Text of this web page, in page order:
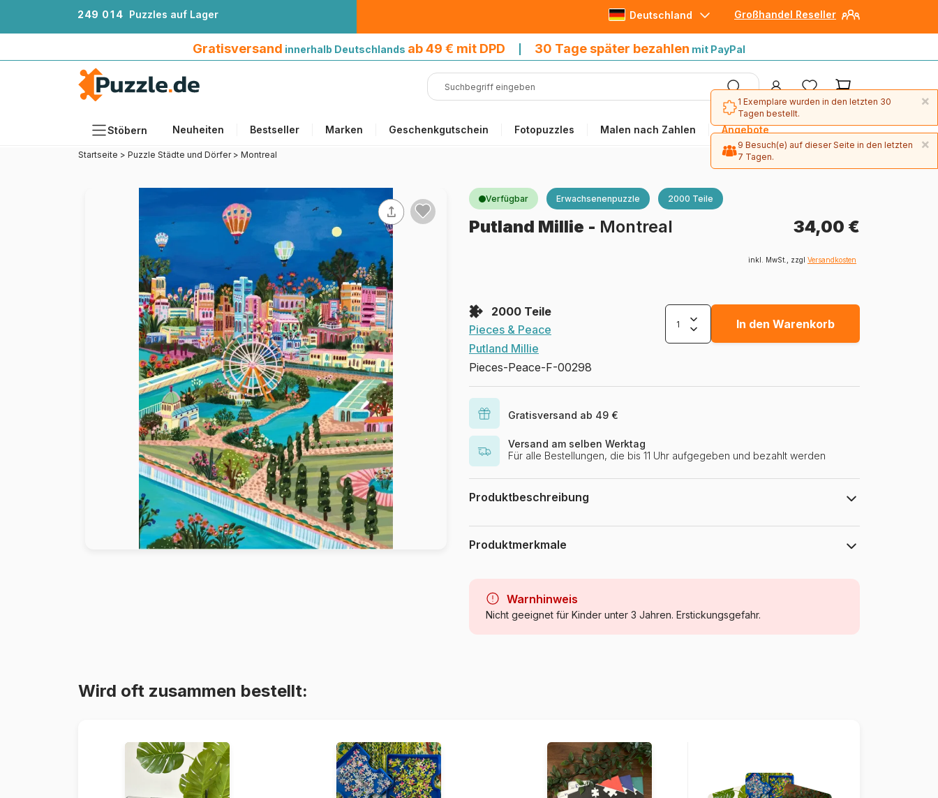
249 01 4 Puzzles auf Lager Großhandel Reseller
Deutschland
Gratisversand innerhalb Deutschlands ab 49 € mit DPD 30 Tage später bezahlen mit PayPal
Stöbern Neuheiten Bestseller Marken Geschenkgutschein Fotopuzzles Malen nach Zahlen Angebote
Künstlerinnen und Künstler
Holzpuzzles
Malen nach Zahlen
Startseite > Puzzle Städte und Dörfer > Montreal
Verfügbar Erwachsenenpuzzle 2000 Teile
Putland Millie - Montreal 34,00 €
inkl. MwSt., zzgl Versandkosten
2000 Teile
Pieces & Peace
Putland Millie
Pieces-Peace-F-00298
In den Warenkorb
Gratisversand ab 49 €
Versand am selben Werktag
Für alle Bestellungen, die bis 11 Uhr aufgegeben und bezahlt werden
Produktbeschreibung
Millie Putland
Produktmerkmale
Kategorie
Alter
Puzzle für Erwachsene (500 bis 48000
Warnhinweis
Nicht geeignet für Kinder unter 3 Jahren. Erstickungsgefahr.
Wird oft zusammen bestellt:
×
1 Exemplare wurden in den letzten 30
Tagen bestellt.
×
9 Besuch(e) auf dieser Seite in den letzten
7 Tagen.